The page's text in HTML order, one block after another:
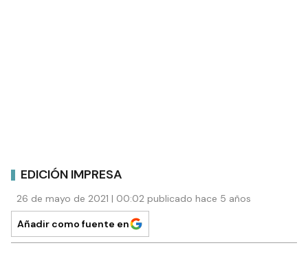
EDICIÓN IMPRESA
26 de mayo de 2021 | 00:02 publicado hace 5 años
Añadir como fuente en